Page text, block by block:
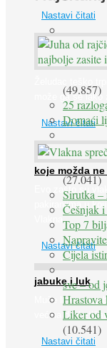
Nastavi čitati
Želudac teško
može ga se
Nastavi čitati
koje možda
Evo zašto su
pakiranjima u
Vlakna ...
Nastavi čitati
jabuke i luk
Muče li vas
većina
Nastavi čitati
(49.857)
25
Domaći
(27.041)
Sirutka –
Češnjak
Top 7
Cijela
sve – od
Hrastova
Liker od
(10.541)